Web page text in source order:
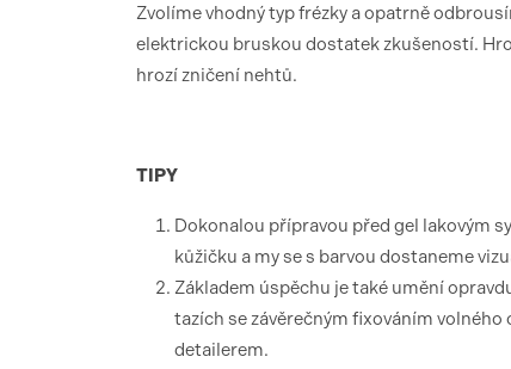
Zvolíme vhodný typ frézky a opatrně
elektrickou bruskou dostatek zkušeností.
hrozí zničení nehtů.
TIPY
Dokonalou přípravou před gel lakovým
kůžičku a my se s barvou dostaneme
Základem úspěchu je také umění
tazích se závěrečným fixováním
detailerem.